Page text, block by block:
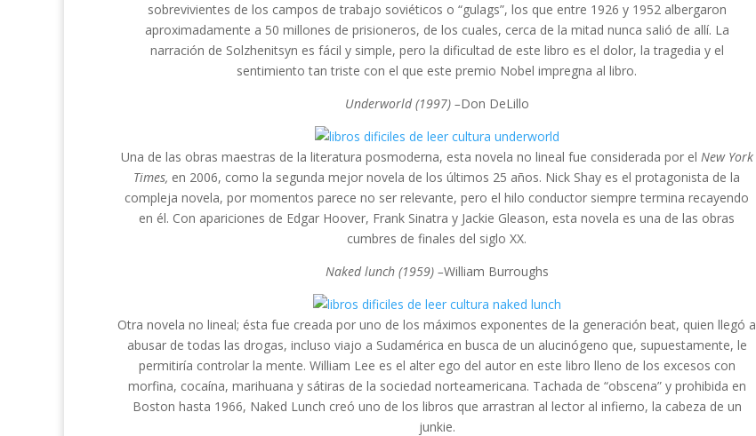
sobrevivientes de los campos de trabajo soviéticos o “gulags”, los que entre 1926 y 1952 albergaron
aproximadamente a 50 millones de prisioneros, de los cuales, cerca de la mitad nunca salió de allí. La
narración de Solzhenitsyn es fácil y simple, pero la dificultad de este libro es el dolor, la tragedia y el
sentimiento tan triste con el que este premio Nobel impregna al libro.
Underworld (1997) –Don DeLillo
Una de las obras maestras de la literatura posmoderna, esta novela no lineal fue considerada por el New York
Times, en 2006, como la segunda mejor novela de los últimos 25 años. Nick Shay es el protagonista de la
compleja novela, por momentos parece no ser relevante, pero el hilo conductor siempre termina recayendo
en él. Con apariciones de Edgar Hoover, Frank Sinatra y Jackie Gleason, esta novela es una de las obras
cumbres de finales del siglo XX.
Naked lunch (1959) –William Burroughs
Otra novela no lineal; ésta fue creada por uno de los máximos exponentes de la generación beat, quien llegó a
abusar de todas las drogas, incluso viajo a Sudamérica en busca de un alucinógeno que, supuestamente, le
permitiría controlar la mente. William Lee es el alter ego del autor en este libro lleno de los excesos con
morfina, cocaína, marihuana y sátiras de la sociedad norteamericana. Tachada de “obscena” y prohibida en
Boston hasta 1966, Naked Lunch creó uno de los libros que arrastran al lector al infierno, la cabeza de un
junkie.